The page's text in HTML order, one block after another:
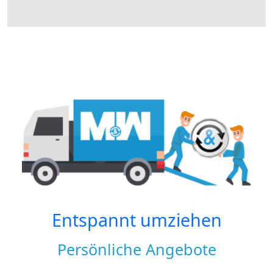
Entspannt umziehen
Persönliche Angebote